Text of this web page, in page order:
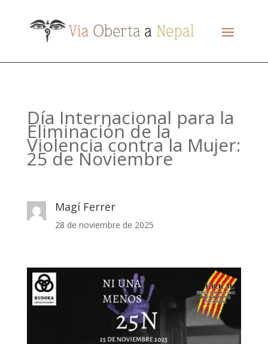
Día Internacional para la
Eliminación de la
Violencia contra la Mujer:
25 de Noviembre
Magí Ferrer
28 de noviembre de 2025